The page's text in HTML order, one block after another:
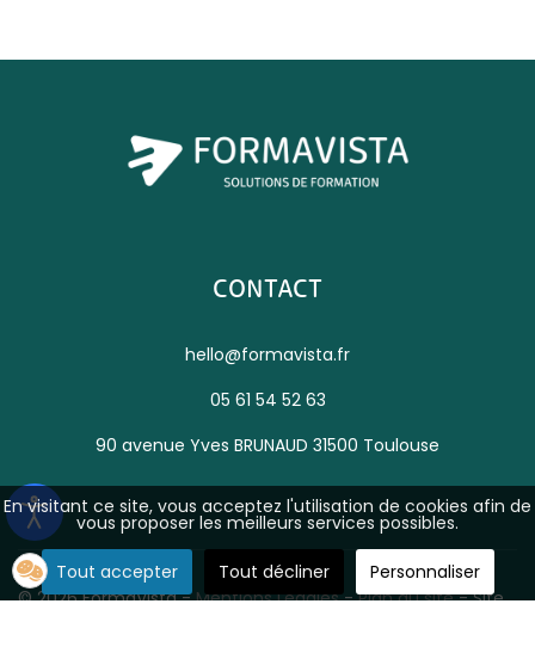
CONTACT
hello@formavista.fr
05 61 54 52 63
90 avenue Yves BRUNAUD 31500 Toulouse
© 2026 FormaVista -Mentions Légales-Plan du site- Site
En visitant ce site, vous acceptez l'utilisation de cookies afin de
vous proposer les meilleurs services possibles.
Tout accepter Tout décliner Personnaliser